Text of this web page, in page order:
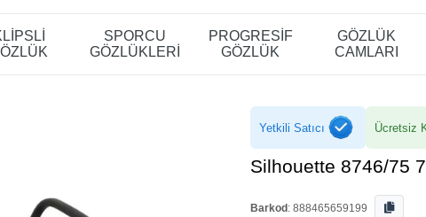
SPORCU
GÖZLÜKLERİ
PROGRESİF
GÖZLÜK
GÖZLÜK
CAMLARI
Yetkili Satıcı Ücretsiz
Silhouette 8746/75
Barkod : 888465659199